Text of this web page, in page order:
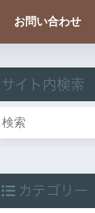
お問い合わせ
サイト内検索
カテゴリー